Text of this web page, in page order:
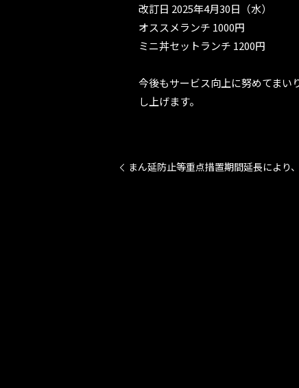
改訂日 2025年4月30日（水）
オススメランチ 1000円
ミニ丼セットランチ 1200円
今後もサービス向上に努めてまい
し上げます。
まん延防止等重点措置期間延長により